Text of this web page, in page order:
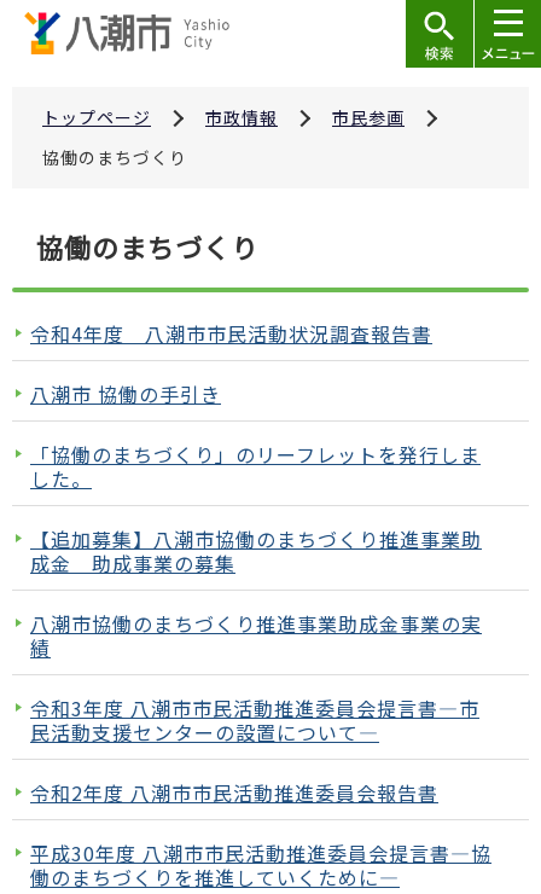
トップページ 市政情報
市民参画
協働のまちづくり
こ
か
ら
協働のまちづくり
令和4年度 八潮市市民活動状況調査報告書
八潮市 協働の手引き
「協働のまちづくり」のリーフレットを発行しま
した。
【追加募集】八潮市協働のまちづくり推進事業助
成金 助成事業の募集
八潮市協働のまちづくり推進事業助成金事業の実
績
令和3年度 八潮市市民活動推進委員会提言書―市
民活動支援センターの設置について―
令和2年度 八潮市市民活動推進委員会報告書
平成30年度 八潮市市民活動推進委員会提言書―協
働のまちづくりを推進していくために―